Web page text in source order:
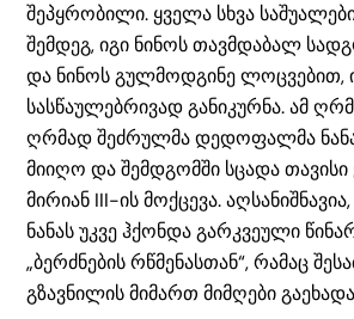
შეპყრობილი. ყველა სხვა
შემდეგ, იგი ნინოს თავმდაბალ
და ნინოს გულმოდგინე ლოცვებით,
სასწაულებრივად განიკურნა. ამ
ღრმად შეძრულმა დედოფალმა
მიიღო და შემდგომში სცადა თავისი
მირიან III-ის მოქცევა.
ნანას უკვე ჰქონდა გარკვეული
„ბერძნების რწმენასთან“, რამაც
გზავნილის მიმართ მიმღები